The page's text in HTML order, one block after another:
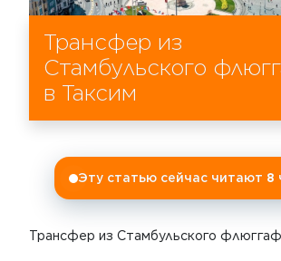
Трансфер из
Стамбульского
в Таксим
Эту статью сейчас читают 8
Трансфер из Стамбульского